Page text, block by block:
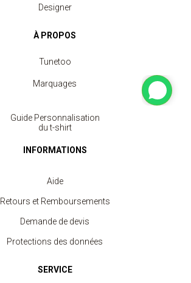
Designer
À PROPOS
Tunetoo
Marquages
Guide Personnalisation
du t-shirt
INFORMATIONS
Aide
Retours et Remboursements
Demande de devis
Protections des données
SERVICE